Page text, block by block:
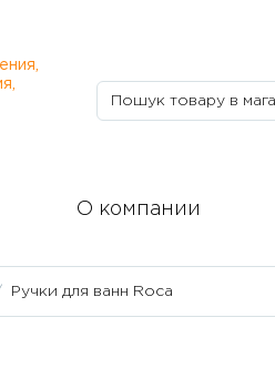
О компании
Ручки для ванн Roca